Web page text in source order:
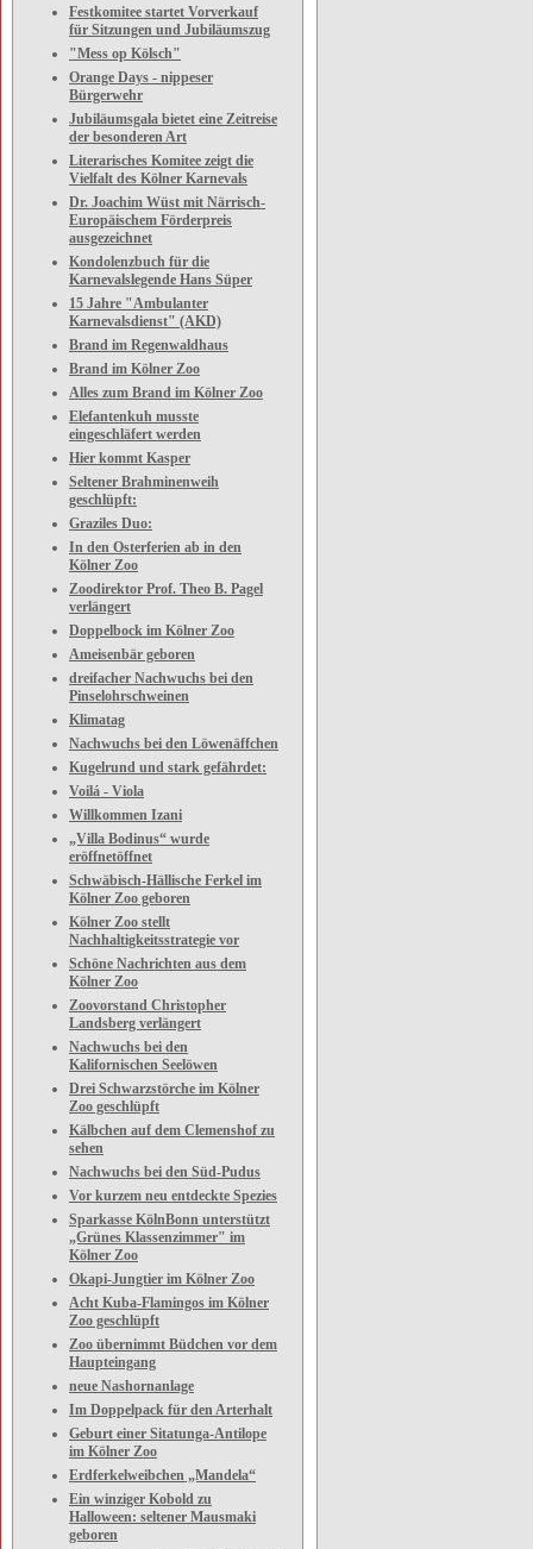
Festkomitee startet Vorverkauf
für Sitzungen und Jubiläumszug
"Mess op Kölsch"
Orange Days - nippeser
Bürgerwehr
Jubiläumsgala bietet eine Zeitreise
der besonderen Art
Literarisches Komitee zeigt die
Vielfalt des Kölner Karnevals
Dr. Joachim Wüst mit Närrisch-
Europäischem Förderpreis
ausgezeichnet
Kondolenzbuch für die
Karnevalslegende Hans Süper
15 Jahre "Ambulanter
Karnevalsdienst" (AKD)
Brand im Regenwaldhaus
Brand im Kölner Zoo
Alles zum Brand im Kölner Zoo
Elefantenkuh musste
eingeschläfert werden
Hier kommt Kasper
Seltener Brahminenweih
geschlüpft:
Graziles Duo:
In den Osterferien ab in den
Kölner Zoo
Zoodirektor Prof. Theo B. Pagel
verlängert
Doppelbock im Kölner Zoo
Ameisenbär geboren
dreifacher Nachwuchs bei den
Pinselohrschweinen
Klimatag
Nachwuchs bei den Löwenäffchen
Kugelrund und stark gefährdet:
Voilá - Viola
Willkommen Izani
„Villa Bodinus“ wurde
eröffnetöffnet
Schwäbisch-Hällische Ferkel im
Kölner Zoo geboren
Kölner Zoo stellt
Nachhaltigkeitsstrategie vor
Schöne Nachrichten aus dem
Kölner Zoo
Zoovorstand Christopher
Landsberg verlängert
Nachwuchs bei den
Kalifornischen Seelöwen
Drei Schwarzstörche im Kölner
Zoo geschlüpft
Kälbchen auf dem Clemenshof zu
sehen
Nachwuchs bei den Süd-Pudus
Vor kurzem neu entdeckte Spezies
Sparkasse KölnBonn unterstützt
„Grünes Klassenzimmer" im
Kölner Zoo
Okapi-Jungtier im Kölner Zoo
Acht Kuba-Flamingos im Kölner
Zoo geschlüpft
Zoo übernimmt Büdchen vor dem
Haupteingang
neue Nashornanlage
Im Doppelpack für den Arterhalt
Geburt einer Sitatunga-Antilope
im Kölner Zoo
Erdferkelweibchen „Mandela“
Ein winziger Kobold zu
Halloween: seltener Mausmaki
geboren